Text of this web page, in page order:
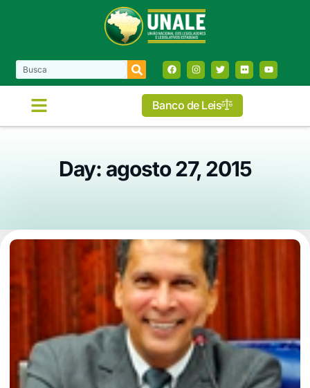
Banco de Leis
Day: agosto 27, 2015